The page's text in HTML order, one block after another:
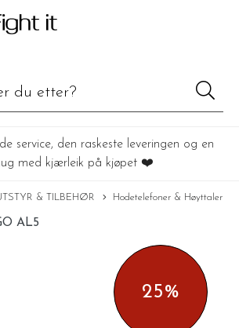
service, den raskeste leveringen og en
med kjærleik på kjøpet ❤️
& TILBEHØR Hodetelefoner & Høyttaler
25%
AL5